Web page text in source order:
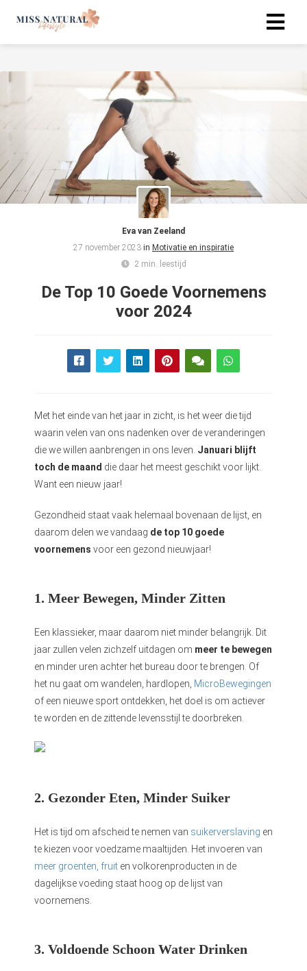
Eva van Zeeland
27 november 2023 in Motivatie en inspiratie
2 min. leestijd
De Top 10 Goede Voornemens
voor 2024
Met het einde van het jaar in zicht, is het weer die tijd
waarin velen van ons nadenken over de veranderingen
die we willen aanbrengen in ons leven. Januari blijft
toch de maand die daar het meest geschikt voor lijkt.
Want een nieuw jaar!
Gezondheid staat vaak helemaal bovenaan de lijst, en
daarom delen we vandaag de top 10 goede
voornemens voor een gezond nieuwjaar!
1. Meer Bewegen, Minder Zitten
Een klassieker, maar daarom niet minder belangrijk. Dit
jaar zullen velen zichzelf uitdagen om meer te bewegen
en minder uren achter het bureau door te brengen. Of
het nu gaat om wandelen, hardlopen, MicroBewegingen
of een nieuwe sport ontdekken, het doel is om actiever
te worden en de zittende levensstijl te doorbreken.
2. Gezonder Eten, Minder Suiker
Het is tijd om afscheid te nemen van suikerverslaving en
te kiezen voor voedzame maaltijden. Het invoeren van
meer groenten, fruit en volkorenproducten in de
dagelijkse voeding staat hoog op de lijst van
voornemens.
3. Voldoende Schoon Water Drinken